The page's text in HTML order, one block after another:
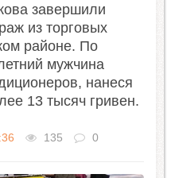
завершили
из торговых
районе. По
мужчина
нанеся
13 тысяч гривен.
135 0